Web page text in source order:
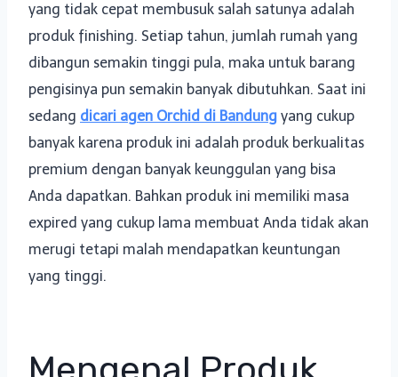
yang tidak cepat membusuk salah satunya adalah
produk finishing. Setiap tahun, jumlah rumah yang
dibangun semakin tinggi pula, maka untuk barang
pengisinya pun semakin banyak dibutuhkan. Saat ini
sedang dicari agen Orchid di Bandung yang cukup
banyak karena produk ini adalah produk berkualitas
premium dengan banyak keunggulan yang bisa
Anda dapatkan. Bahkan produk ini memiliki masa
expired yang cukup lama membuat Anda tidak akan
merugi tetapi malah mendapatkan keuntungan
yang tinggi.